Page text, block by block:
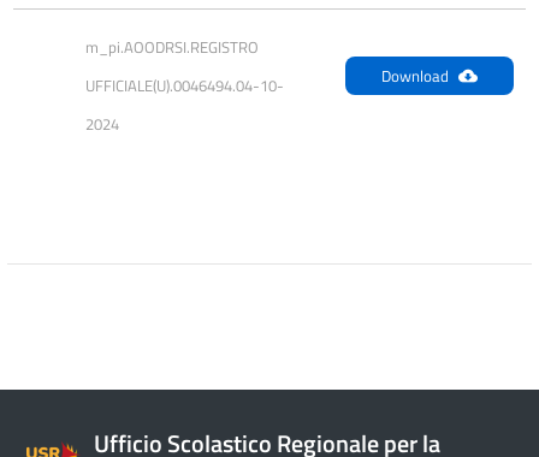
m_pi.AOODRSI.REGISTRO
UFFICIALE(U).0046494.04-10-
2024
Download
Ufficio Scolastico Regionale per la